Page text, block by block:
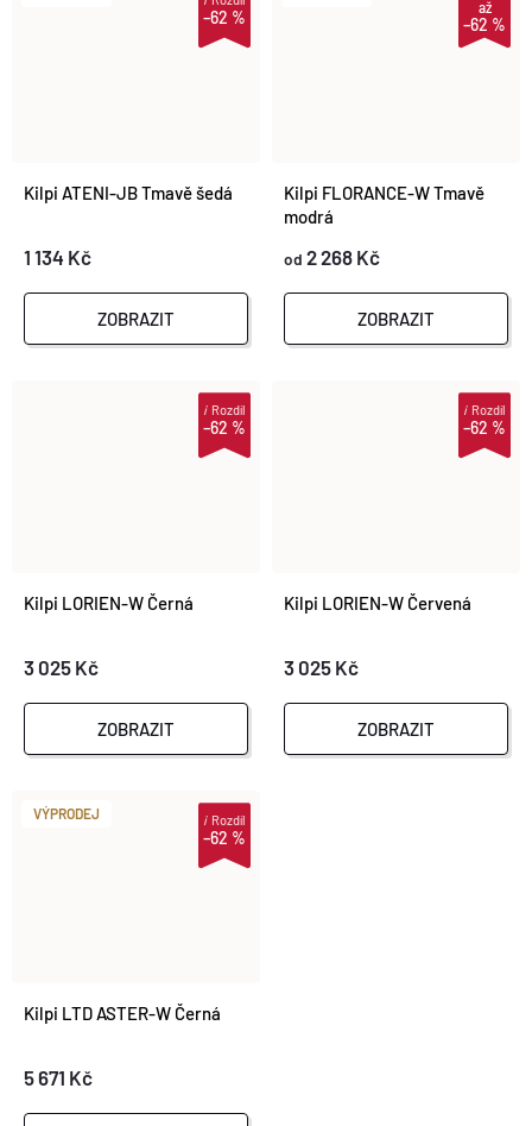
–62 %
Kilpi ATENI-JB Tmavě šedá
1 134 Kč
ZOBRAZIT
až
–62 %
Kilpi FLORANCE-W Tmavě
modrá
od 2 268 Kč
ZOBRAZIT
–62 %
iRozdíl
Kilpi LORIEN-W Černá
3 025 Kč
ZOBRAZIT
–62 %
iRozdíl
Kilpi LORIEN-W Červená
3 025 Kč
ZOBRAZIT
VÝPRODEJ
–62 %
iRozdíl
Kilpi LTD ASTER-W Černá
5 671 Kč